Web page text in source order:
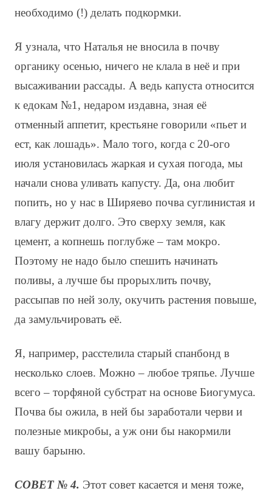
необходимо (!) делать подкормки.
Я узнала, что Наталья не вносила в почву
органику осенью, ничего не клала в неё и при
высаживании рассады. А ведь капуста относится
к едокам №1, недаром издавна, зная её
отменный аппетит, крестьяне говорили «пьет и
ест, как лошадь». Мало того, когда с 20-ого
июля установилась жаркая и сухая погода, мы
начали снова уливать капусту. Да, она любит
попить, но у нас в Ширяево почва суглинистая и
влагу держит долго. Это сверху земля, как
цемент, а копнешь поглубже – там мокро.
Поэтому не надо было спешить начинать
поливы, а лучше бы прорыхлить почву,
рассыпав по ней золу, окучить растения повыше,
да замульчировать её.
Я, например, расстелила старый спанбонд в
несколько слоев. Можно – любое тряпье. Лучше
всего – торфяной субстрат на основе Биогумуса.
Почва бы ожила, в ней бы заработали черви и
полезные микробы, а уж они бы накормили
вашу барыню.
СОВЕТ № 4. Этот совет касается и меня тоже,